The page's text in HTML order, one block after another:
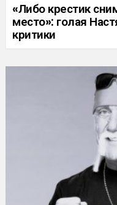
«Либо крестик
место»: голая
критики